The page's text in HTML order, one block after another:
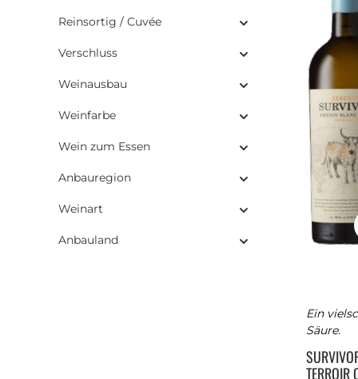
Reinsortig / Cuvée
Verschluss
Weinausbau
Weinfarbe
Wein zum Essen
Anbauregion
Weinart
Anbauland
Ein
Säure.
TERROIR